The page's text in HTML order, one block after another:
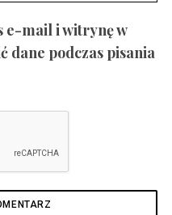
e-mail i witrynę w
dane podczas pisania